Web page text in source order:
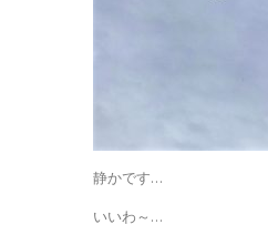
静かです…
いいわ～…